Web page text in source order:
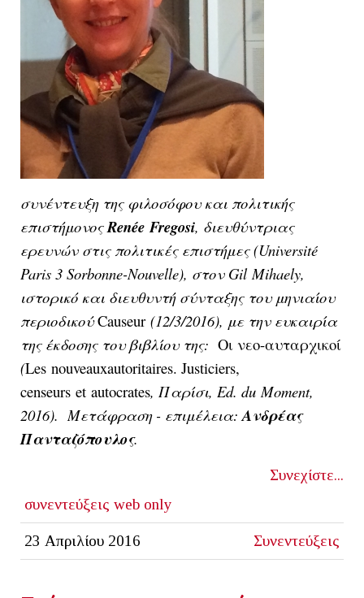
συνέντευξη της φιλοσόφου και πολιτικής
επιστήμονοςRenéeFregosi, διευθύντριας
ερευνών στις πολιτικές επιστήμες (Université
Paris 3 Sorbonne-Nouvelle), στον Gil Mihaely,
ιστορικό και διευθυντή σύνταξης του μηνιαίου
περιοδικούCauseur (12/3/2016), με την ευκαιρία
της έκδοσης του βιβλίου της: Οι νεο-αυταρχικοί
(Les nouveauxautoritaires. Justiciers,
censeurs et autocrates, Παρίσι, Ed. du Moment,
2016). Μετάφραση - επιμέλεια:Ανδρέας
Πανταζόπουλος.
Συνεχίστε...
συνεντεύξεις web only
23 Απριλίου 2016 Συνεντεύξεις